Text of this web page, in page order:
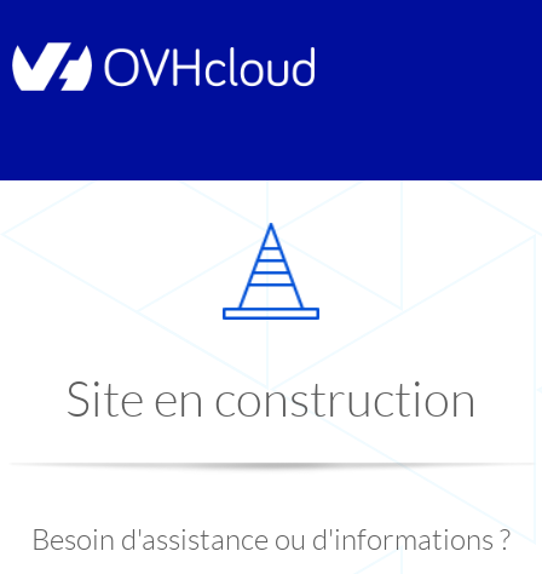
Site en construction
Besoin d'assistance ou d'informations ?